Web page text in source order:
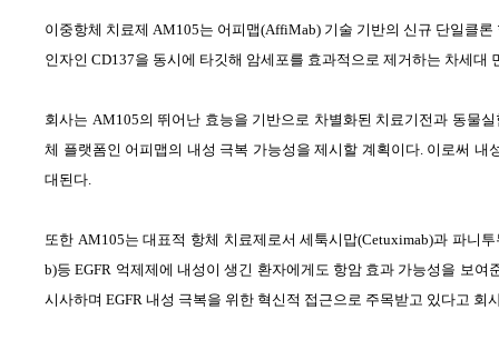
이중항체 치료제 AM105는 어피맵(AffiMab) 기술 기반의 신규 단일클
인자인 CD137을 동시에 타깃해 암세포를 효과적으로 제거하는 차세대
회사는 AM105의 뛰어난 효능을 기반으로 차별화된 치료기전과 동물
체 플랫폼인 어피맵의 내성 극복 가능성을 제시할 계획이다. 이로써 내
대된다.
또한 AM105는 대표적 항체 치료제로서 세툭시맙(Cetuximab)과 파니투
b)등 EGFR 억제제에 내성이 생긴 환자에게도 항암 효과 가능성을 보여
시사하며 EGFR 내성 극복을 위한 혁신적 접근으로 주목받고 있다고 회